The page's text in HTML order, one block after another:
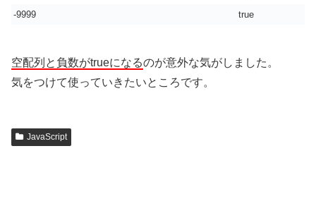
-9999
true
空配列と負数がtrueになるのが意外な気がしました。
気をつけて使っていきたいところです。
JavaScript